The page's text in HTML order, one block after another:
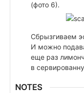
(фото 6).
Сбрызгиваем
И можно
еще раз
в
NOTES